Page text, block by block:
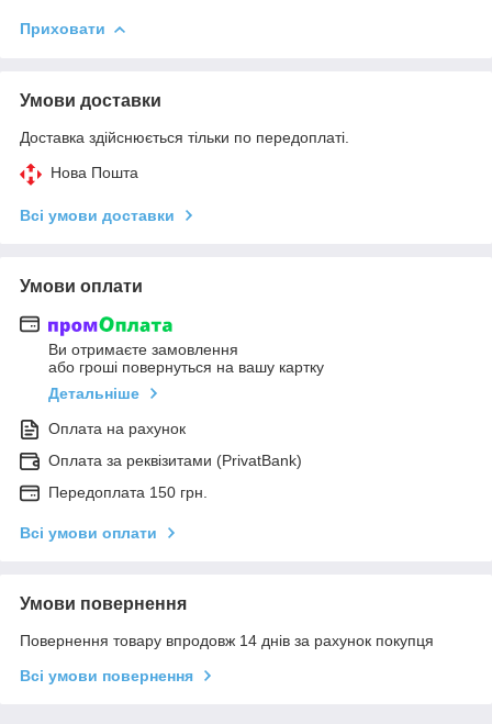
Приховати
Умови доставки
Доставка здійснюється тільки по передоплаті.
Нова Пошта
Всі умови доставки
Умови оплати
Ви отримаєте замовлення
або гроші повернуться на вашу картку
Детальніше
Оплата на рахунок
Оплата за реквізитами (PrivatBank)
Передоплата 150 грн.
Всі умови оплати
Умови повернення
Повернення товару впродовж 14 днів за рахунок покупця
Всі умови повернення